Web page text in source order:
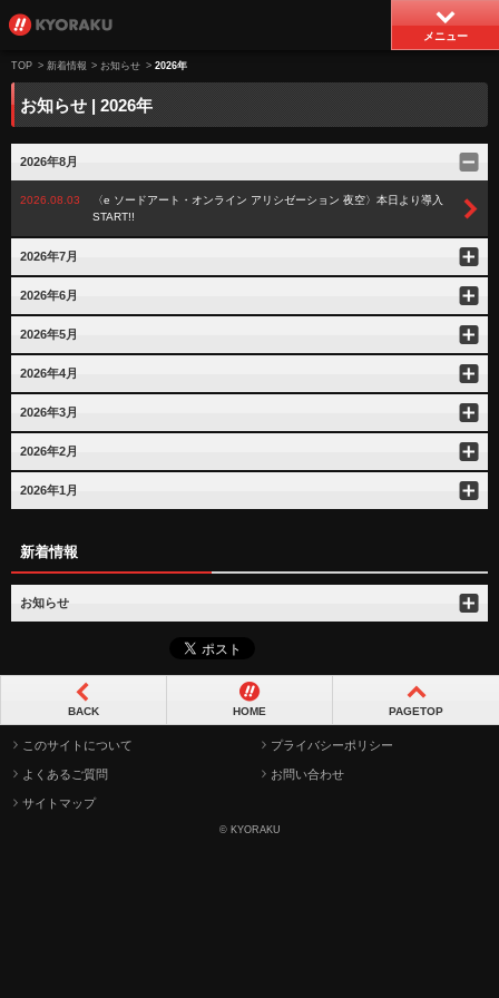
メニュー
TOP > 新着情報 > お知らせ > 2026年
お知らせ | 2026年
2026年8月
2026.08.03
〈e ソードアート・オンライン アリシゼーション 夜空〉本日より導入
START!!
2026年7月
2026年6月
2026年5月
2026年4月
2026年3月
2026年2月
2026年1月
新着情報
お知らせ
BACK HOME PAGETOP
このサイトについて プライバシーポリシー
よくあるご質問 お問い合わせ
サイトマップ
© KYORAKU